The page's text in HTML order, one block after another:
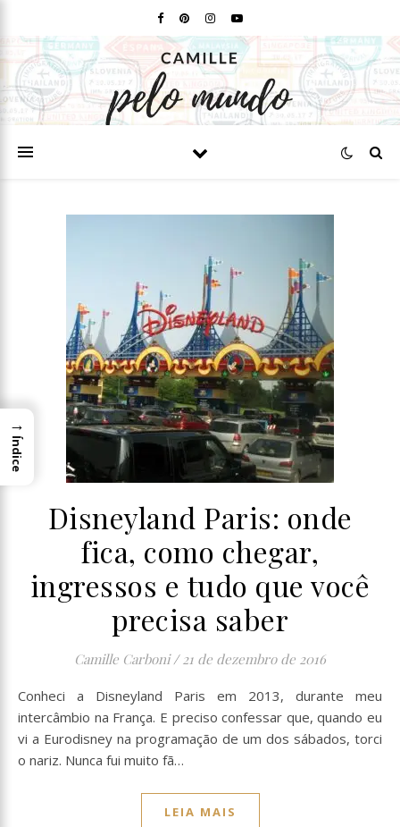
Disneyland Paris: onde
fica, como chegar,
ingressos e tudo que você
precisa saber
Camille Carboni / 21 de dezembro de 2016
Conheci a Disneyland Paris em 2013, durante meu
intercâmbio na França. E preciso confessar que, quando eu
vi a Eurodisney na programação de um dos sábados, torci
o nariz. Nunca fui muito fã…
LEIA MAIS
→
Índice